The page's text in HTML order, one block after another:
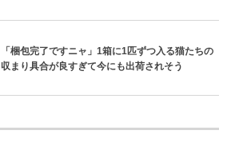
「梱包完了ですニャ」1箱に1匹ずつ入る猫たちの
収まり具合が良すぎて今にも出荷されそう